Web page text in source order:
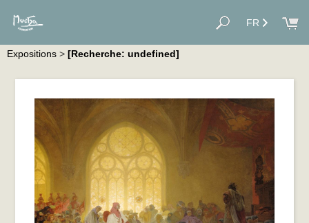
FR
Expositions > [Recherche: undefined]